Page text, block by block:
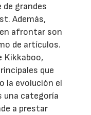
grandes
Además,
afrontar son
de artículos.
Kikkaboo,
que
la evolución el
una categoría
a prestar